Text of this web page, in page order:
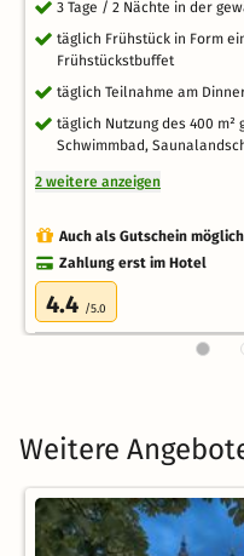
3 Tage / 2 Nächte in der
täglich Frühstück in Form
Frühstückstbuffet
täglich Teilnahme am
täglich Nutzung des 400 m²
Schwimmbad,
2 weitere anzeigen
Auch als Gutschein möglich
Zahlung erst im Hotel
4.4 /5.0
Weitere